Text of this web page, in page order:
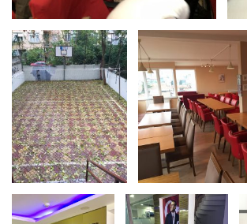
Bizden
Görüntüler